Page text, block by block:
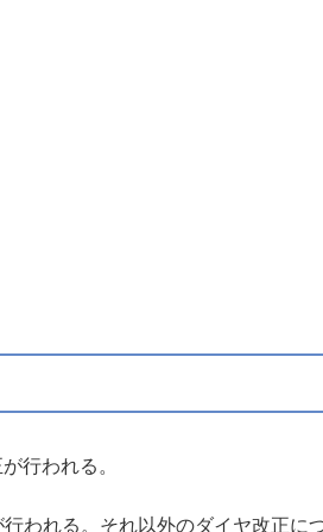
行われる。
われる。それ以外のダイヤ改正に